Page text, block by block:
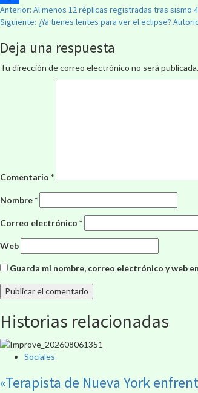
Compartir
Anterior: Al menos 12 réplicas registradas tras sismo
Siguiente: ¿Ya tienes lentes para ver el eclipse?
Deja una respuesta
Tu dirección de correo electrónico no será publicada.
Comentario *
Nombre*
Correo electrónico *
Web
Guarda mi nombre, correo electrónico y web
Historias relacionadas
Sociales
«Terapista de Nueva York